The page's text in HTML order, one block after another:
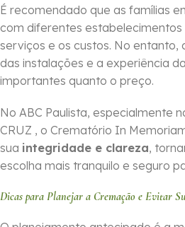
É recomendado que as famílias
com diferentes
serviços e os custos. No entanto,
das instalações e a experiência
importantes quanto o preço.
No ABC Paulista, especialmente
CRUZ , o Crematório In
sua integridade e clareza,
escolha mais tranquilo e seguro
Dicas para Planejar a Cremação e Evitar